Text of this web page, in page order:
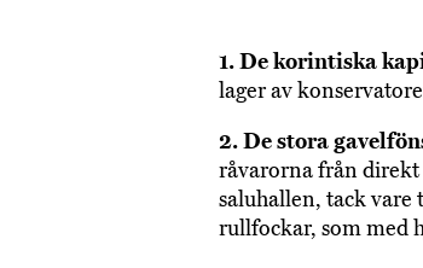
1. De korintiska
lager av
2. De stora
råvarorna från direkt
saluhallen, tack
rullfockar, som med